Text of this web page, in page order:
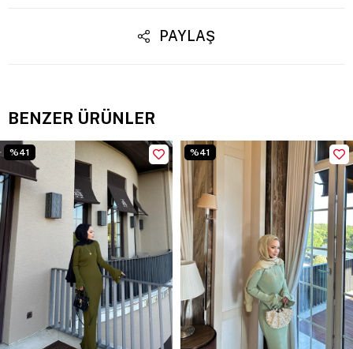
PAYLAŞ
BENZER ÜRÜNLER
%41 %41